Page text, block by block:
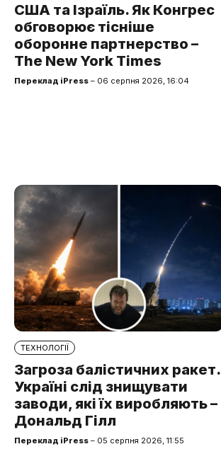
США та Ізраїль. Як Конгрес
обговорює тісніше
оборонне партнерство –
The New York Times
Переклад iPress – 06 серпня 2026, 16:04
ТЕХНОЛОГІЇ
Загроза балістичних ракет.
Україні слід знищувати
заводи, які їх виробляють –
Дональд Гілл
Переклад iPress – 05 серпня 2026, 11:55